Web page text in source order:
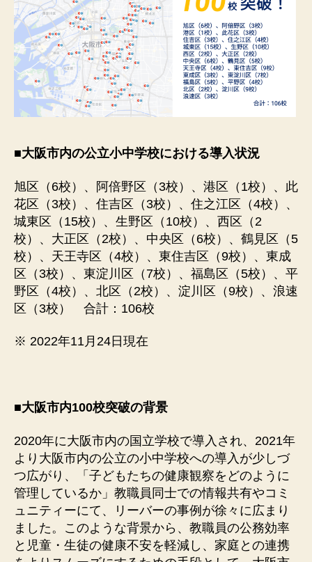
■大阪市内の公立小中学校における導入状況
旭区（6校）、阿倍野区（3校）、港区（1校）、此
花区（3校）、住吉区（3校）、住之江区（4校）、
城東区（15校）、生野区（10校）、西区（2
校）、大正区（2校）、中央区（6校）、鶴見区（5
校）、天王寺区（4校）、東住吉区（9校）、東成
区（3校）、東淀川区（7校）、福島区（5校）、平
野区（4校）、北区（2校）、淀川区（9校）、浪速
区（3校） 合計：106校
※ 2022年11月24日現在
■大阪市内100校突破の背景
2020年に大阪市内の国立学校で導入され、2021年
より大阪市内の公立の小中学校への導入が少しづ
つ広がり、「子どもたちの健康観察をどのように
管理しているか」教職員同士での情報共有やコミ
ュニティーにて、リーバーの事例が徐々に広まり
ました。このような背景から、教職員の公務効率
と児童・生徒の健康不安を軽減し、家庭との連携